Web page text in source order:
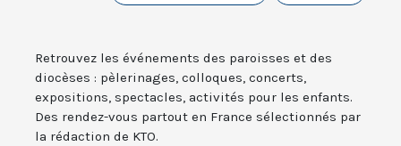
Retrouvez les événements des paroisses et des
diocèses : pèlerinages, colloques, concerts,
expositions, spectacles, activités pour les enfants.
Des rendez-vous partout en France sélectionnés par
la rédaction de KTO.